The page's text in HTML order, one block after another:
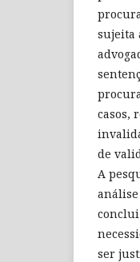
sujeita
casos,
de
A
análise
ser